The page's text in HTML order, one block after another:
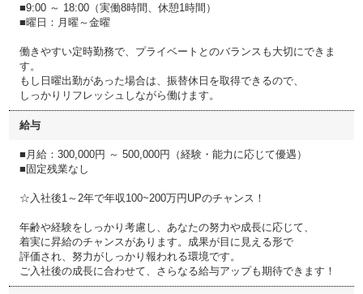
■9:00 ～ 18:00（実働8時間、休憩1時間）
■曜日：月曜～金曜
働きやすい定時勤務で、プライベートとのバランスも大切にできま
す。
もし日曜出勤があった場合は、振替休日を取得できるので、
しっかりリフレッシュしながら働けます。
給与
■月給：300,000円 ～ 500,000円（経験・能力に応じて優遇）
■固定残業なし
☆入社後1～2年で年収100~200万円UPのチャンス！
年齢や経験をしっかり考慮し、あなたの努力や成長に応じて、
着実に昇給のチャンスがあります。成果が目に見える形で
評価され、努力がしっかり報われる環境です。
ご入社後の成長に合わせて、さらなる給与アップも期待できます！